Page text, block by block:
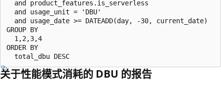
  and product_features.is_serverless
  and usage_unit = 'DBU'
  and usage_date >= DATEADD(day, -30, current_date)
GROUP BY
  1,2,3,4
ORDER BY
关于性能模式消耗的 DBU 的报告